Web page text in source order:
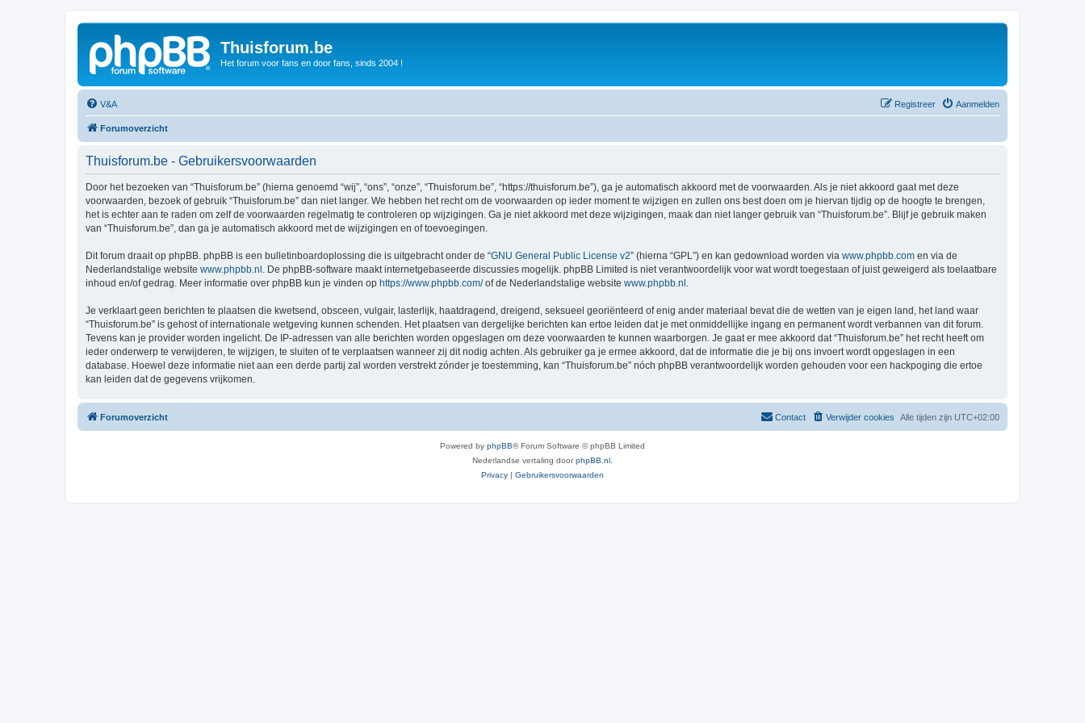
Thuisforum.be
Het forum voor fans en door fans, sinds 2004 !
V&A Aanmelden
Registreer
Forumoverzicht
Thuisforum.be - Gebruikersvoorwaarden
Door het bezoeken van “Thuisforum.be” (hierna genoemd “wij”, “ons”, “onze”, “Thuisforum.be”, “https://thuisforum.be”), ga je automatisch akkoord met de voorwaarden. Als je niet akkoord gaat met deze
voorwaarden, bezoek of gebruik “Thuisforum.be” dan niet langer. We hebben het recht om de voorwaarden op ieder moment te wijzigen en zullen ons best doen om je hiervan tijdig op de hoogte te brengen,
het is echter aan te raden om zelf de voorwaarden regelmatig te controleren op wijzigingen. Ga je niet akkoord met deze wijzigingen, maak dan niet langer gebruik van “Thuisforum.be”. Blijf je gebruik maken
van “Thuisforum.be”, dan ga je automatisch akkoord met de wijzigingen en of toevoegingen.
Dit forum draait op phpBB. phpBB is een bulletinboardoplossing die is uitgebracht onder de “GNU General Public License v2” (hierna “GPL”) en kan gedownload worden via www.phpbb.com en via de
Nederlandstalige website www.phpbb.nl . De phpBB-software maakt internetgebaseerde discussies mogelijk. phpBB Limited is niet verantwoordelijk voor wat wordt toegestaan of juist geweigerd als toelaatbare
inhoud en/of gedrag. Meer informatie over phpBB kun je vinden op https://www.phpbb.com/of de Nederlandstalige website www.phpbb.nl
Je verklaart geen berichten te plaatsen die kwetsend, obsceen, vulgair, lasterlijk, haatdragend, dreigend, seksueel georiënteerd of enig ander materiaal bevat die de wetten van je eigen land, het land waar
“Thuisforum.be” is gehost of internationale wetgeving kunnen schenden. Het plaatsen van dergelijke berichten kan ertoe leiden dat je met onmiddellijke ingang en permanent wordt verbannen van dit forum.
Tevens kan je provider worden ingelicht. De IP-adressen van alle berichten worden opgeslagen om deze voorwaarden te kunnen waarborgen. Je gaat er mee akkoord dat “Thuisforum.be” het recht heeft om
ieder onderwerp te verwijderen, te wijzigen, te sluiten of te verplaatsen wanneer zij dit nodig achten. Als gebruiker ga je ermee akkoord, dat de informatie die je bij ons invoert wordt opgeslagen in een
database. Hoewel deze informatie niet aan een derde partij zal worden verstrekt zónder je toestemming, kan “Thuisforum.be” nóch phpBB verantwoordelijk worden gehouden voor een hackpoging die ertoe
kan leiden dat de gegevens vrijkomen.
Forumoverzicht Alle tijden zijn UTC+02:00
Verwijder cookies
Contact
Powered by phpBB® Forum Software © phpBB Limited
Nederlandse vertaling doorphpBB.nl
Privacy | Gebruikersvoorwaarden